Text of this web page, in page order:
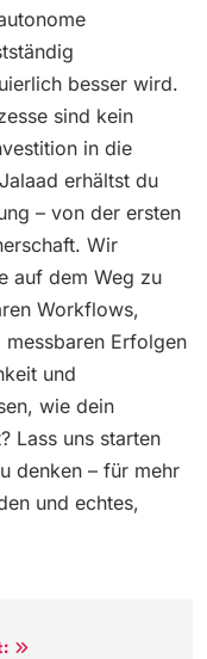
besser wird.
sind kein
in die
erhältst du
– von der ersten
Wir
auf dem Weg zu
Workflows,
messbaren Erfolgen
und
wie dein
Lass uns starten
denken – für mehr
und echtes,